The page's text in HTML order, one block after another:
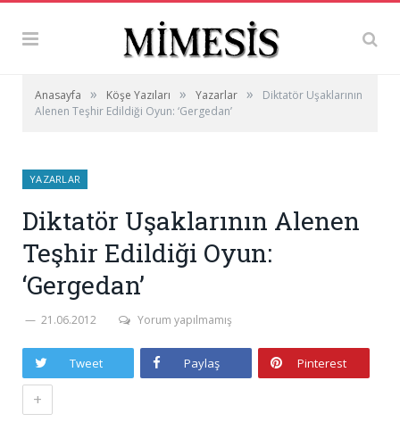
Anasayfa » Köşe Yazıları » Yazarlar »
Diktatör Uşaklarının
Alenen Teşhir Edildiği Oyun: ‘Gergedan’
YAZARLAR
Diktatör Uşaklarının Alenen
Teşhir Edildiği Oyun:
‘Gergedan’
21.06.2012 Yorum yapılmamış
Tweet Paylaş Pinterest
+